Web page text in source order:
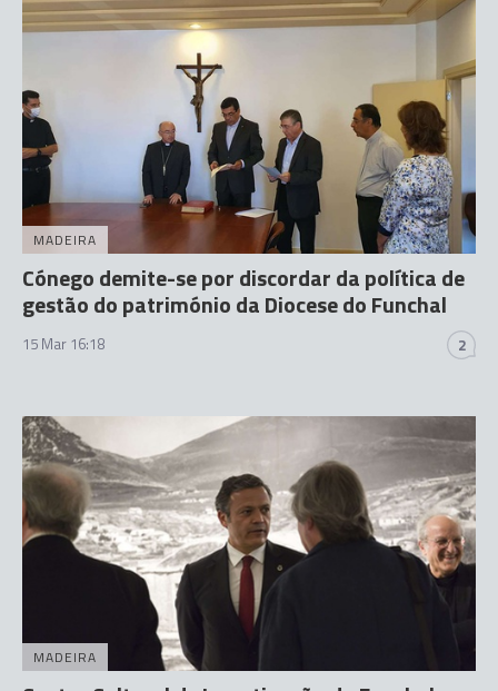
MADEIRA
Cónego demite-se por discordar da política de
gestão do património da Diocese do Funchal
15 Mar 16:18 2
MADEIRA